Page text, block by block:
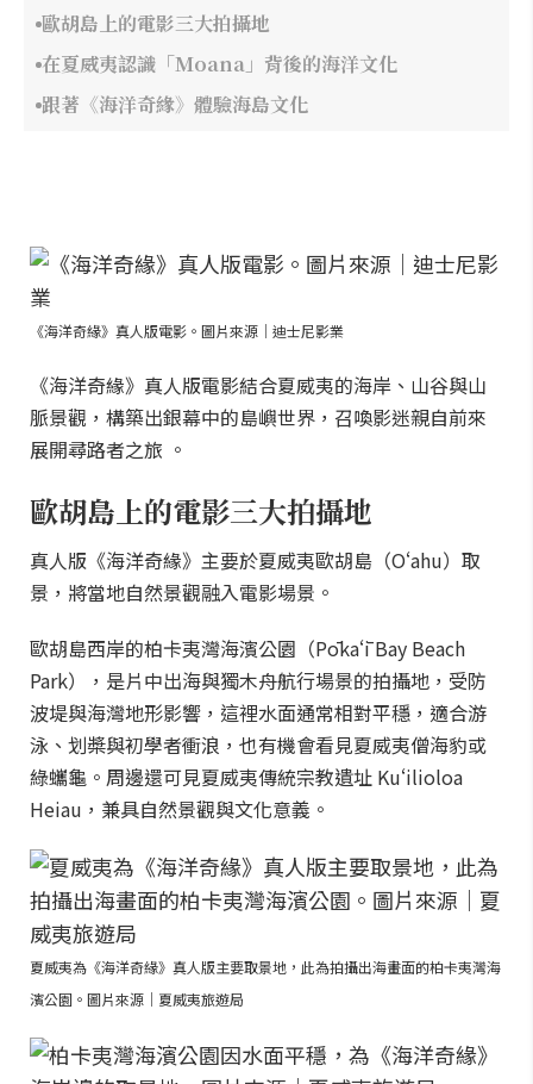
歐胡島上的電影三大拍攝地
在夏威夷認識「Moana」背後的海洋文化
跟著《海洋奇緣》體驗海島文化
《海洋奇緣》真人版電影。圖片來源｜迪士尼影業
《海洋奇緣》真人版電影結合夏威夷的海岸、山谷與山
脈景觀，構築出銀幕中的島嶼世界，召喚影迷親自前來
展開尋路者之旅 。
歐胡島上的電影三大拍攝地
真人版《海洋奇緣》主要於夏威夷歐胡島（Oʻahu）取
景，將當地自然景觀融入電影場景。
歐胡島西岸的柏卡夷灣海濱公園（Pōkaʻī Bay Beach
Park），是片中出海與獨木舟航行場景的拍攝地，受防
波堤與海灣地形影響，這裡水面通常相對平穩，適合游
泳、划槳與初學者衝浪，也有機會看見夏威夷僧海豹或
綠蠵龜。周邊還可見夏威夷傳統宗教遺址 Kuʻilioloa
Heiau，兼具自然景觀與文化意義。
夏威夷為《海洋奇緣》真人版主要取景地，此為拍攝出海畫面的柏卡夷灣海
濱公園。圖片來源｜夏威夷旅遊局